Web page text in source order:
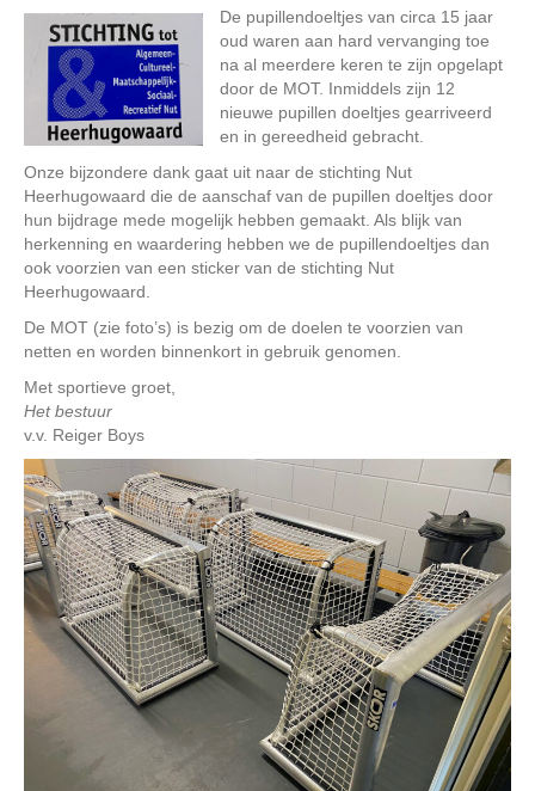
De pupillendoeltjes van circa 15 jaar
oud waren aan hard vervanging toe
na al meerdere keren te zijn opgelapt
door de MOT. Inmiddels zijn 12
nieuwe pupillen doeltjes gearriveerd
en in gereedheid gebracht.
Onze bijzondere dank gaat uit naar de stichting Nut
Heerhugowaard die de aanschaf van de pupillen doeltjes door
hun bijdrage mede mogelijk hebben gemaakt. Als blijk van
herkenning en waardering hebben we de pupillendoeltjes dan
ook voorzien van een sticker van de stichting Nut
Heerhugowaard.
De MOT (zie foto’s) is bezig om de doelen te voorzien van
netten en worden binnenkort in gebruik genomen.
Met sportieve groet,
Het bestuur
v.v. Reiger Boys